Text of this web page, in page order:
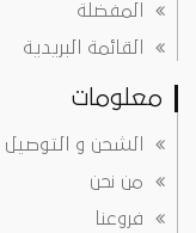
المفضلة
القائمة البريدية
معلومات
الشحن و التوصيل
من نحن
فروعنا